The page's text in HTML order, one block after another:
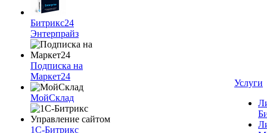
Битрикс24
Энтерпрайз
Подписка на
Маркет24
МойСклад
1С-Битрикс
Услуги